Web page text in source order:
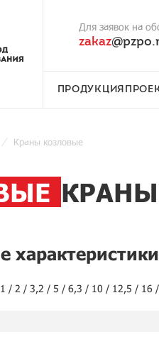
Для заявок на
zakaz
ПРОДУКЦИЯ
Краны козловые
КРАНЫ
характеристики
1 / 2 / 3,2 / 5 / 6,3 / 10 / 12,5 / 16